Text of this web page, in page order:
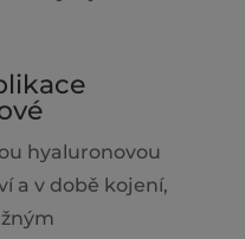
hyaluronovou
a v době kojení,